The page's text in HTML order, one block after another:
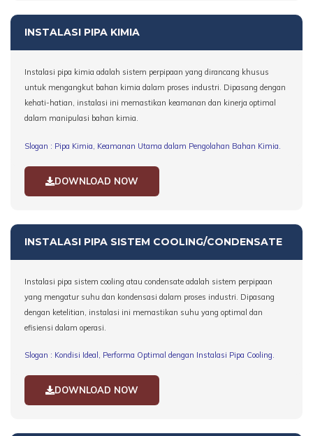
INSTALASI PIPA KIMIA
Instalasi pipa kimia adalah sistem perpipaan yang dirancang khusus
untuk mengangkut bahan kimia dalam proses industri. Dipasang dengan
kehati-hatian, instalasi ini memastikan keamanan dan kinerja optimal
dalam manipulasi bahan kimia.
Slogan : Pipa Kimia, Keamanan Utama dalam Pengolahan Bahan Kimia.
DOWNLOAD NOW
INSTALASI PIPA SISTEM COOLING/CONDENSATE
Instalasi pipa sistem cooling atau condensate adalah sistem perpipaan
yang mengatur suhu dan kondensasi dalam proses industri. Dipasang
dengan ketelitian, instalasi ini memastikan suhu yang optimal dan
efisiensi dalam operasi.
Slogan : Kondisi Ideal, Performa Optimal dengan Instalasi Pipa Cooling.
DOWNLOAD NOW